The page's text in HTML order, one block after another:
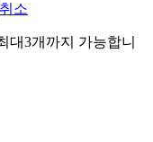
취소
대3개까지 가능합니